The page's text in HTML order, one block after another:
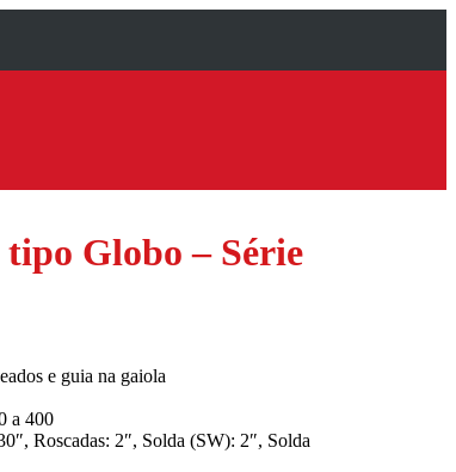
Globo – Série
e guia na gaiola
a 400
Roscadas: 2″, Solda (SW): 2″, Solda